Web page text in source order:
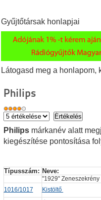
Gyűjtőtársak honlapjai
Látogasd meg a honlapom,
Philips
Philips márkanév alatt
kiegészítése pontosítása
Típusszám: Neve:
"1929"
1016/1017
Kistöltő